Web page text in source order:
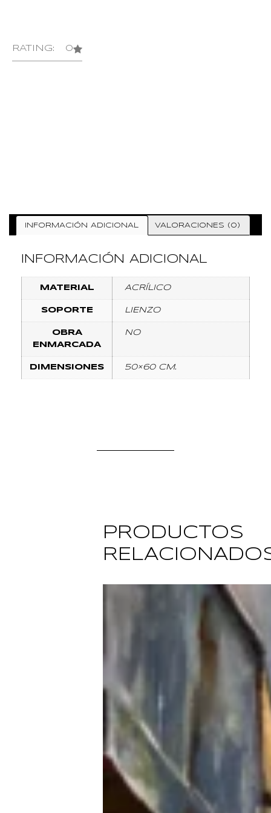
RATING: 0
INFORMACIÓN ADICIONAL VALORACIONES (0)
INFORMACIÓN ADICIONAL
MATERIAL ACRÍLICO
SOPORTE LIENZO
OBRA
ENMARCADA
NO
DIMENSIONES 50×60 CM.
PRODUCTOS